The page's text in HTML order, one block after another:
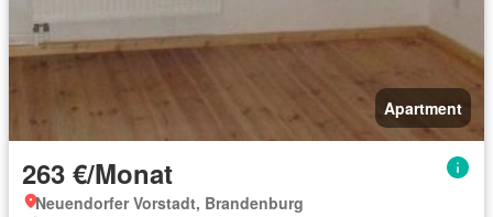
Apartment
263 €/Monat
Neuendorfer Vorstadt, Brandenburg